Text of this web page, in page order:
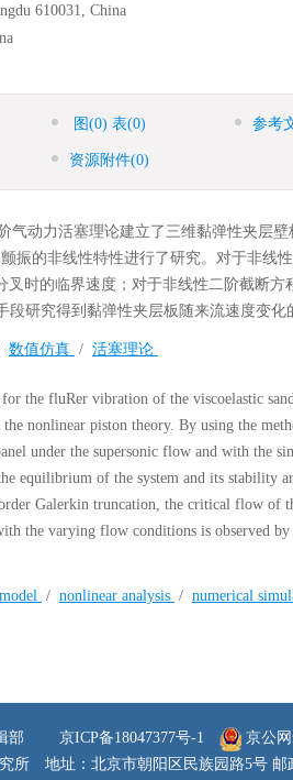
610031, China
图 (0) 表(0) 参考
资源附件(0)
气动力活塞理论建立了三维黏弹性夹层
振的非线性特性进行了研究。对于非线性
时的临界速度；对于非线性二阶截断方
研究得到黏弹性夹层板随来流速度变化
数值仿真 / 活塞理论
the fluRer vibration of the viscoelastic
nonlinear piston theory. By using the
under the supersonic flow and with the
equilibrium of the system and its stability
Galerkin truncation, the critical flow of
the varying flow conditions is observed
/ nonlinear analysis / numerical
辑部 京ICP备18047377号-1
京公网
所
地址：北京市朝阳区民族园路5号 邮